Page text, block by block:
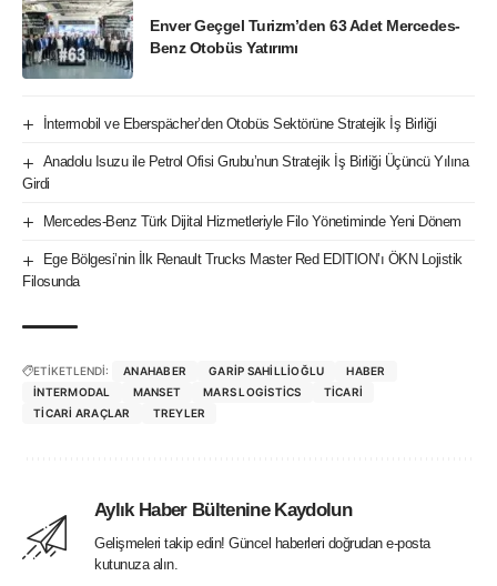
Enver Geçgel Turizm’den 63 Adet Mercedes-
Benz Otobüs Yatırımı
İntermobil ve Eberspächer’den Otobüs Sektörüne Stratejik İş Birliği
Anadolu Isuzu ile Petrol Ofisi Grubu’nun Stratejik İş Birliği Üçüncü Yılına
Girdi
Mercedes-Benz Türk Dijital Hizmetleriyle Filo Yönetiminde Yeni Dönem
Ege Bölgesi’nin İlk Renault Trucks Master Red EDITION’ı ÖKN Lojistik
Filosunda
ETİKETLENDİ: ANAHABER GARIP SAHILLIOĞLU
HABER
INTERMODAL
MANSET MARS LOGISTICS
TICARI
TICARI ARAÇLAR
TREYLER
Aylık Haber Bültenine Kaydolun
Gelişmeleri takip edin! Güncel haberleri doğrudan e-posta
kutunuza alın.